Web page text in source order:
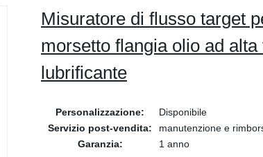
Misuratore di flusso target
morsetto flangia olio ad
lubrificante
Personalizzazione:
Disponibile
Servizio post-vendita:
manutenzione e
Garanzia:
1 anno